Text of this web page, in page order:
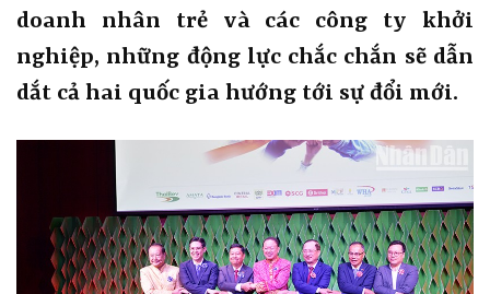
doanh nhân trẻ và các công ty khởi
nghiệp, những động lực chắc chắn sẽ dẫn
dắt cả hai quốc gia hướng tới sự đổi mới.